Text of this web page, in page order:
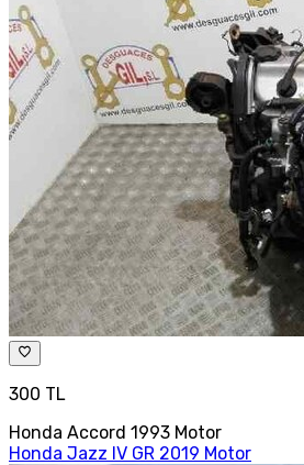
300 TL
Honda Accord 1993 Motor
Honda Jazz IV GR 2019 Motor